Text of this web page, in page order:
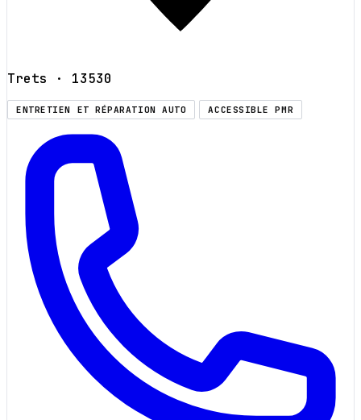
Trets · 13530
ENTRETIEN ET RÉPARATION AUTO ACCESSIBLE PMR